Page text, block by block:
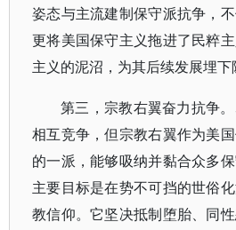
姿态与主流建制保守派抗争，
更将美国保守主义拖进了民粹
主义的泥沼，为其后续发展埋下
第三，宗教右翼奋力抗争。
相互竞争，但宗教右翼作为美
的一派，能够吸纳并黏合众多
主要目标是在势不可挡的世俗
教信仰。它坚决抵制堕胎、同